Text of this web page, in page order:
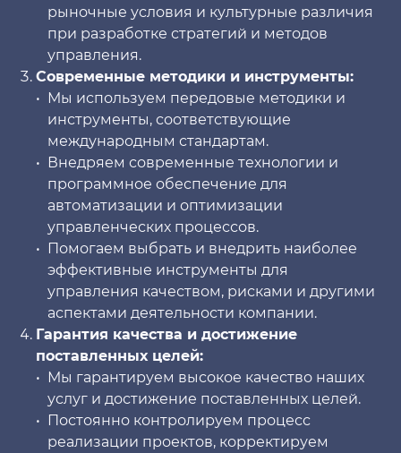
рыночные условия и культурные различия
при разработке стратегий и методов
управления.
Современные методики и инструменты:
Мы используем передовые методики и
инструменты, соответствующие
международным стандартам.
Внедряем современные технологии и
программное обеспечение для
автоматизации и оптимизации
управленческих процессов.
Помогаем выбрать и внедрить наиболее
эффективные инструменты для
управления качеством, рисками и другими
аспектами деятельности компании.
Гарантия качества и достижение
поставленных целей:
Мы гарантируем высокое качество наших
услуг и достижение поставленных целей.
Постоянно контролируем процесс
реализации проектов, корректируем